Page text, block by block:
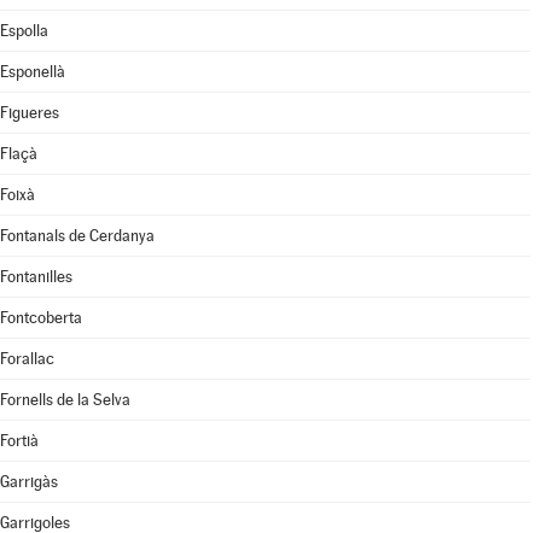
Espolla
Esponellà
Figueres
Flaçà
Foixà
Fontanals de Cerdanya
Fontanilles
Fontcoberta
Forallac
Fornells de la Selva
Fortià
Garrigàs
Garrigoles